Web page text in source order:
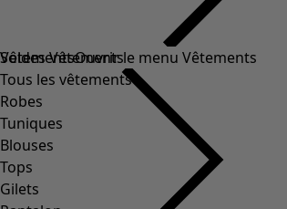
Soldes Vêtements
Tous les vêtements
Robes
Tuniques
Blouses
Tops
Gilets
VêtementsOuvrir le menu Vêtements